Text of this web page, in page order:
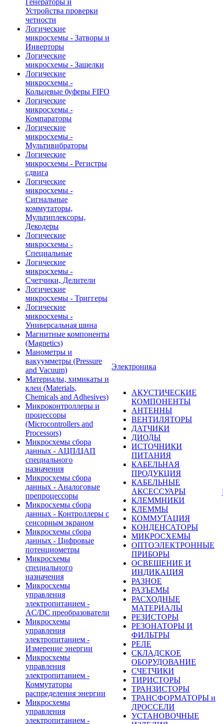
Генераторы и
Устройства проверки
четности
Логические
микросхемы - Затворы и
Инверторы
Логические
микросхемы - Защелки
Логические
микросхемы -
Кольцевые буферы FIFO
Логические
микросхемы -
Компараторы
Логические
микросхемы -
Мультивибраторы
Логические
микросхемы - Регистры
сдвига
Логические
микросхемы -
Сигнальные
коммутаторы,
Мультиплексоры,
Декодеры
Логические
микросхемы -
Специальные
Логические
микросхемы -
Счетчики, Делители
Логические
микросхемы - Триггеры
Логические
микросхемы -
Универсальная шина
Магнитные компоненты
(Magnetics)
Манометры и
вакуумметры (Pressure
and Vacuum)
Материалы, химикаты и
клеи (Materials,
Chemicals and Adhesives)
Микроконтроллеры и
процессоры
(Microcontrollers and
Processors)
Микросхемы сбора
данных - АЦП/ЦАП
специального
назначения
Микросхемы сбора
данных - Аналоговые
препроцессоры
Микросхемы сбора
данных - Контроллеры с
сенсорным экраном
Микросхемы сбора
данных - Цифровые
потенциометры
Микросхемы
специального
назначения
Микросхемы
управления
электропитанием -
AC/DC преобразователи
Микросхемы
управления
электропитанием -
Измерение энергии
Микросхемы
управления
электропитанием -
Коммутаторы
распределения энергии
Микросхемы
управления
электропитанием -
Электроника
АКУСТИЧЕСКИЕ
КОМПОНЕНТЫ
АНТЕННЫ
ВЕНТИЛЯТОРЫ
ДАТЧИКИ
ДИОДЫ
ИСТОЧНИКИ
ПИТАНИЯ
КАБЕЛЬНАЯ
ПРОДУКЦИЯ
КАБЕЛЬНЫЕ
АКСЕССУАРЫ
КЛЕММНИКИ
КЛЕММЫ
КОММУТАЦИЯ
КОНДЕНСАТОРЫ
МИКРОСХЕМЫ
ОПТОЭЛЕКТРОННЫЕ
ПРИБОРЫ
ОСВЕЩЕНИЕ И
ИНДИКАЦИЯ
РАЗНОЕ
РАЗЪЕМЫ
РАСХОДНЫЕ
МАТЕРИАЛЫ
РЕЗИСТОРЫ
РЕЗОНАТОРЫ И
ФИЛЬТРЫ
РЕЛЕ
СКЛАДСКОЕ
ОБОРУДОВАНИЕ
СЧЕТЧИКИ
ТИРИСТОРЫ
ТРАНЗИСТОРЫ
ТРАНСФОРМАТОРЫ и
ДРОССЕЛИ
УСТАНОВОЧНЫЕ